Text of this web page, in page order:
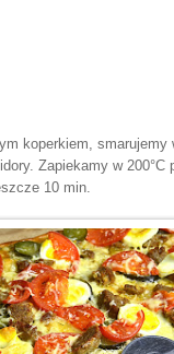
koperkiem, smarujemy
Zapiekamy w 200°C
10 min.